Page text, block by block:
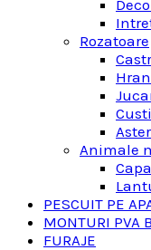
Rozatoare
Animale
PESCUIT PE
MONTURI PVA
FURAJE